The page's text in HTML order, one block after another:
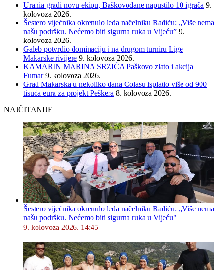
Urania gradi novu ekipu, Baškovođane napustilo 10 igrača 9.
kolovoza 2026.
Šestero vijećnika okrenulo leđa načelniku Radiću: „Više nema
našu podršku. Nećemo biti sigurna ruka u Vijeću” 9.
kolovoza 2026.
Galeb potvrdio dominaciju i na drugom turniru Lige
Makarske rivijere 9. kolovoza 2026.
KAMARIN MARINA SRZIĆA Paškovo zlato i akcija
Fumar 9. kolovoza 2026.
Grad Makarska u nekoliko dana Colasu isplatio više od 900
tisuća eura za projekt Peškera 8. kolovoza 2026.
NAJČITANIJE
Šestero vijećnika okrenulo leđa načelniku Radiću: „Više nema
našu podršku. Nećemo biti sigurna ruka u Vijeću"
9. kolovoza 2026. 14:45